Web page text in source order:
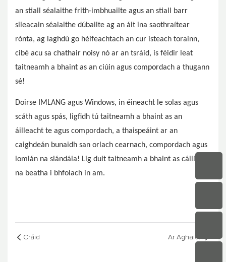
an stiall séalaithe frith-imbhuailte agus an stiall barr
sileacain séalaithe dúbailte ag an áit ina saothraítear
rónta, ag laghdú go héifeachtach an cur isteach torainn,
cibé acu sa chathair noisy nó ar an tsráid, is féidir leat
taitneamh a bhaint as an ciúin agus compordach a thugann
sé!
Doirse IMLANG agus Windows, in éineacht le solas agus
scáth agus spás, ligfidh tú taitneamh a bhaint as an
áilleacht te agus compordach, a thaispeáint ar an
caighdeán bunaidh san orlach cearnach, compordach agus
iomlán na slándála! Lig duit taitneamh a bhaint as cáilíocht
na beatha i bhfolach in am.
Cráid Ar Aghaidh